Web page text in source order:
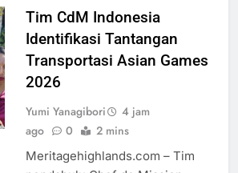
Tim CdM Indonesia
Identifikasi Tantangan
Transportasi Asian Games
2026
Yumi Yanagibori
4 jam
ago
0 2 mins
Meritagehighlands.com – Tim